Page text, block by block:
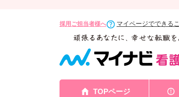
採用ご担当者様へ マイページでできる
TOPページ